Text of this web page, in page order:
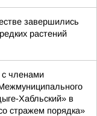
завершились
растений
с членами
Хабльский» в
стражем порядка»